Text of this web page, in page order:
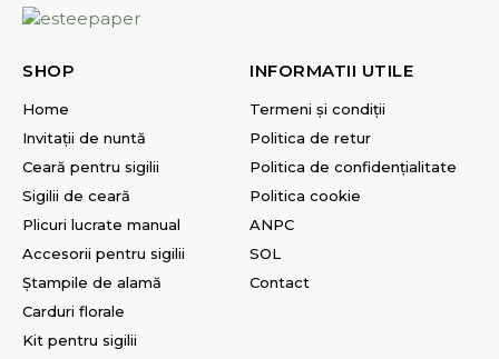
SHOP
Home
Invitații de nuntă
Ceară pentru sigilii
Sigilii de ceară
Plicuri lucrate manual
Accesorii pentru sigilii
Ștampile de alamă
Carduri florale
Kit pentru sigilii
INFORMATII UTILE
Termeni și condiții
Politica de retur
Politica de confidențialitate
Politica cookie
ANPC
SOL
Contact